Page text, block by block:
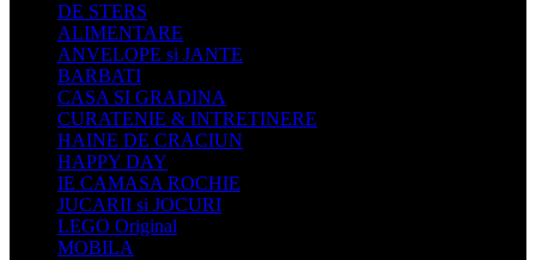
DE STERS
ALIMENTARE
ANVELOPE si JANTE
BARBATI
CASA SI GRADINA
CURATENIE & INTRETINERE
HAINE DE CRACIUN
HAPPY DAY
IE CAMASA ROCHIE
JUCARII si JOCURI
LEGO Original
MOBILA